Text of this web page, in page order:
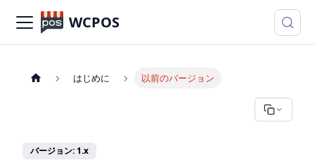
WCPOS
はじめに 以前のバージョン
バージョン: 1.x